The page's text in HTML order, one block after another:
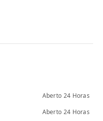
Aberto 24 Horas
Aberto 24 Horas